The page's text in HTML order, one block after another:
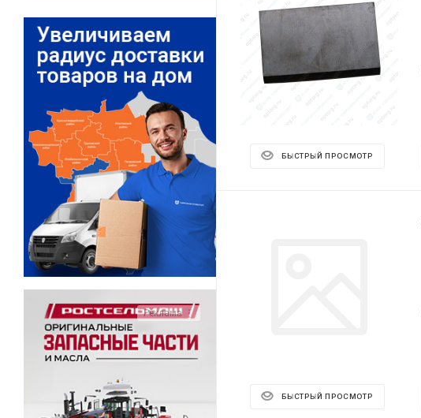
БЫСТРЫЙ ПРОСМОТР
БЫСТРЫЙ ПРОСМОТР
Реклама ⋮